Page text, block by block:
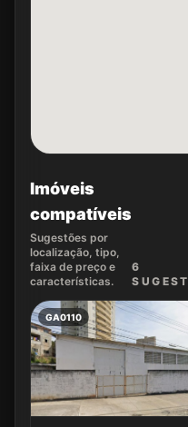
Imóveis
compatíveis
Sugestões por
localização, tipo,
faixa de preço e
características.
6
SUGEST
GA0110